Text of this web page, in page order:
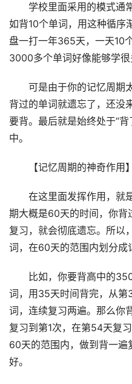
学校里面采用的模式通常
如背10个单词，用这种循序
盘一打一年365天，一天10
3000多个单词好像能够学很
可是由于你的记忆周期
背过的单词就遗忘了，还没
要背。最后就是始终处于“
中。
【记忆周期的神奇作用】
在这里面发挥作用，就是
期大概是60天的时间，你
复习，就会彻底遗忘。所以
词，在60天的范围内划分成
比如，你要背高中的
词，用35天时间背完，从
词，连续复习两遍。那么你
复习到第1次，在第54天复
60天的范围内，做到背一遍
好。